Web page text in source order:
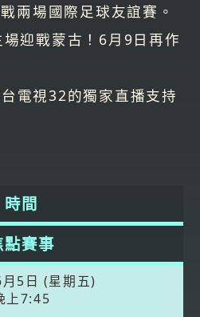
兩場國際足球友誼賽。
迎戰蒙古！6月9日再作
電視32的獨家直播支持
時間
點賽事
5日 (星期五)
上7:45